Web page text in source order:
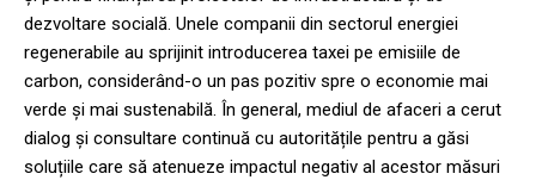
dezvoltare socială. Unele companii din sectorul energiei
regenerabile au sprijinit introducerea taxei pe emisiile de
carbon, considerând-o un pas pozitiv spre o economie mai
verde și mai sustenabilă. În general, mediul de afaceri a cerut
dialog și consultare continuă cu autoritățile pentru a găsi
soluțiile care să atenueze impactul negativ al acestor măsuri